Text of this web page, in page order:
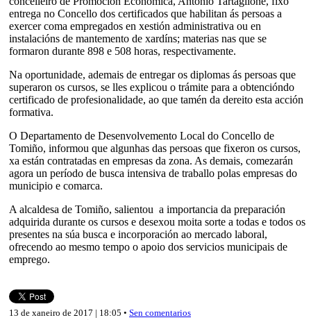
entrega no Concello dos certificados que habilitan ás persoas a
exercer coma empregados en xestión administrativa ou en
instalacións de mantemento de xardíns; materias nas que se
formaron durante 898 e 508 horas, respectivamente.
Na oportunidade, ademais de entregar os diplomas ás persoas que
superaron os cursos, se lles explicou o trámite para a obtencióndo
certificado de profesionalidade, ao que tamén da dereito esta acción
formativa.
O Departamento de Desenvolvemento Local do Concello de
Tomiño, informou que algunhas das persoas que fixeron os cursos,
xa están contratadas en empresas da zona. As demais, comezarán
agora un período de busca intensiva de traballo polas empresas do
municipio e comarca.
A alcaldesa de Tomiño, salientou a importancia da preparación
adquirida durante os cursos e desexou moita sorte a todas e todos os
presentes na súa busca e incorporación ao mercado laboral,
ofrecendo ao mesmo tempo o apoio dos servicios municipais de
emprego.
13 de xaneiro de 2017 | 18:05 • Sen comentarios